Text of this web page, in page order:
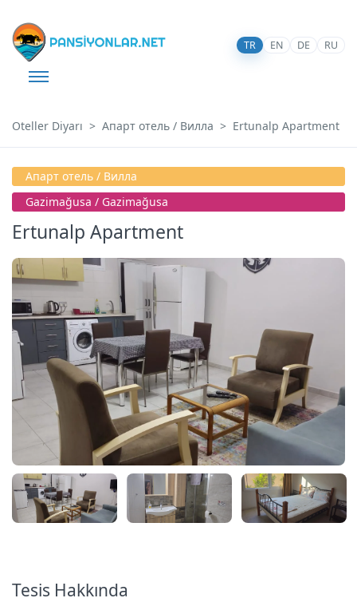
TR EN DE RU
Oteller Diyarı Апарт отель / Вилла Ertunalp Apartment
Апарт отель / Вилла
Gazimağusa / Gazimağusa
Ertunalp Apartment
Tesis Hakkında